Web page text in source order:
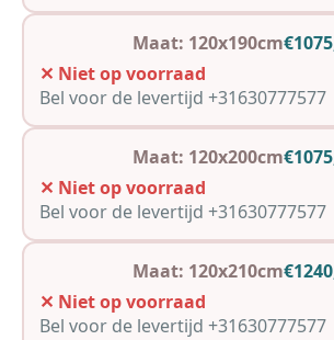
Maat: 120x190cm
✕ Niet op voorraad
Bel voor de levertijd +31630777577
Maat: 120x200cm
✕ Niet op voorraad
Bel voor de levertijd +31630777577
Maat: 120x210cm
✕ Niet op voorraad
Bel voor de levertijd +31630777577